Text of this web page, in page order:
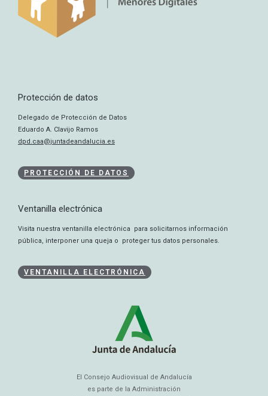
Protección de datos
Delegado de Protección de Datos
Eduardo A. Clavijo Ramos
dpd.caa@juntadeandalucia.es
PROTECCIÓN DE DATOS
Ventanilla electrónica
Visita nuestra ventanilla electrónica para solicitarnos información
pública, interponer una queja o proteger tus datos personales.
VENTANILLA ELECTRÓNICA
El Consejo Audiovisual de Andalucía
es parte de la Administración